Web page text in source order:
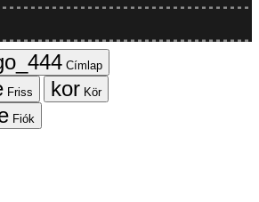
Címlap
Friss
Kör
Fiók